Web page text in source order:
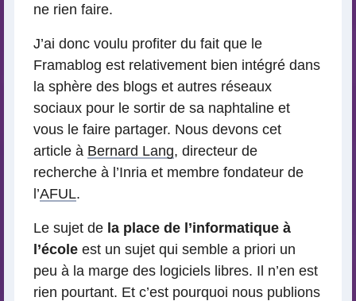
ne rien faire.
J’ai donc voulu profiter du fait que le
Framablog est relativement bien intégré dans
la sphère des blogs et autres réseaux
sociaux pour le sortir de sa naphtaline et
vous le faire partager. Nous devons cet
article à Bernard Lang, directeur de
recherche à l’Inria et membre fondateur de
l’AFUL.
Le sujet de la place de l’informatique à
l’école est un sujet qui semble a priori un
peu à la marge des logiciels libres. Il n’en est
rien pourtant. Et c’est pourquoi nous publions